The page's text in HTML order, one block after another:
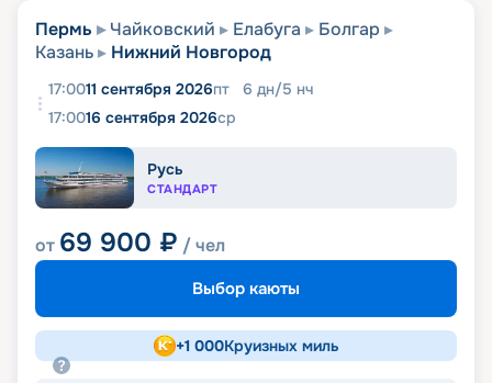
Пермь Чайковский Елабуга
Болгар
Казань
Нижний Новгород
17:0011 сентября 2026пт 6 дн/5 нч
17:0016 сентября 2026ср
Русь
СТАНДАРТ
от 69 900 ₽ / чел
Выбор каюты
+1 000Круизных миль